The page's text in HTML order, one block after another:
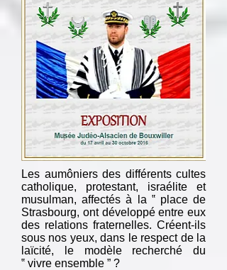
Les aumôniers des différents cultes
catholique, protestant, israélite et
musulman, affectés à la ‟ place de
Strasbourg, ont développé entre eux
des relations fraternelles. Créent-ils
sous nos yeux, dans le respect de la
laïcité, le modèle recherché du
‟ vivre ensemble ” ?